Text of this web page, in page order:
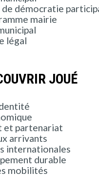
de démocratie
mairie
légal
JOUÉ
et partenariat
arrivants
internationales
durable
mobilités